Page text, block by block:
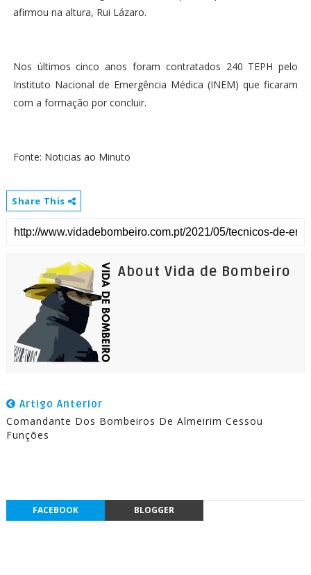
afirmou na altura, Rui Lázaro.
Nos últimos cinco anos foram contratados 240 TEPH pelo
Instituto Nacional de Emergência Médica (INEM) que ficaram
com a formação por concluir.
Fonte: Noticias ao Minuto
Share This
About Vida de Bombeiro
Artigo Anterior
Comandante Dos Bombeiros De Almeirim Cessou
Funções
FACEBOOK BLOGGER